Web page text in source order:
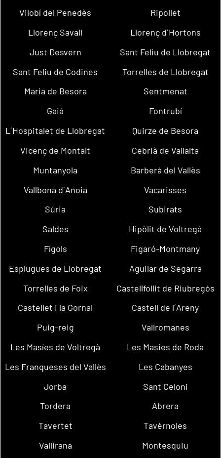
Vilobí del Penedès
Ripollet
Llorenç Savall
Llorenç d´Hortons
Just Desvern
Sant Feliu de Llobregat
Sant Feliu de Codines
Torrelles de Llobregat
Maria de Besora
Sentmenat
Gaià
Fontrubí
L´Hospitalet de Llobregat
Quirze de Besora
Vicenç de Montalt
Cebrià de Vallalta
Muntanyola
Barberà del Vallès
Vallbona d´Anoia
Vacarisses
Súria
Subirats
Saldes
Hipòlit de Voltregà
Fígols
Figaró-Montmany
Esplugues de Llobregat
Aguilar de Segarra
Torrelles de Foix
Castellfollit de Riubregós
Castellet i la Gornal
Castell de l´Areny
Puig-reig
Vallromanes
Les Masíes de Voltregà
Les Masies de Roda
Les Franqueses del Vallès
Les Cabanyes
Jorba
Sant Celoni
Tordera
Abrera
Tavertet
Tavèrnoles
Vallirana
Montesquiu